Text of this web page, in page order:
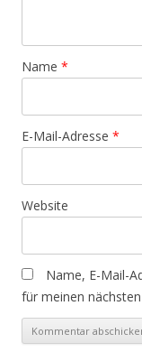
a
i
n
Name *
E-Mail-Adresse *
Website
Name, E-Mail-
für meinen